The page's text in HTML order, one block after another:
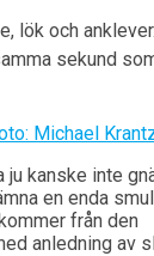
lök och
sekund
kanske inte
en enda
från den
anledning av